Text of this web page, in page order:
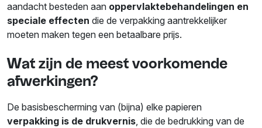
aandacht besteden aan oppervlaktebehandelingen en
speciale effecten die de verpakking aantrekkelijker
moeten maken tegen een betaalbare prijs.
Wat zijn de meest voorkomende
afwerkingen?
De basisbescherming van (bijna) elke papieren
verpakking is de drukvernis, die de bedrukking van de